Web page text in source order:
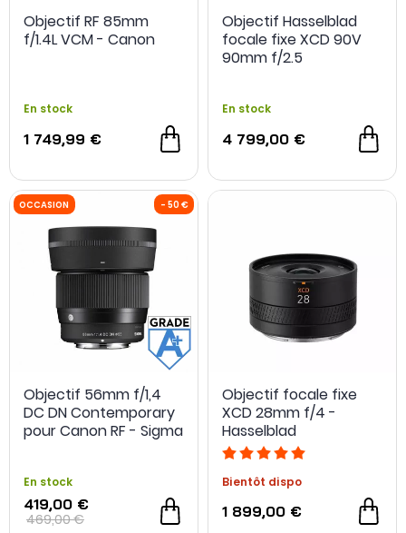
Objectif RF 85mm
f/1.4L VCM - Canon
En stock
1 749,99 €
Objectif Hasselblad
focale fixe XCD 90V
90mm f/2.5
En stock
4 799,00 €
Objectif 56mm f/1,4
DC DN Contemporary
pour Canon RF - Sigma
En stock
419,00 €
469,00 €
Objectif focale fixe
XCD 28mm f/4 -
Hasselblad
Bientôt dispo
1 899,00 €